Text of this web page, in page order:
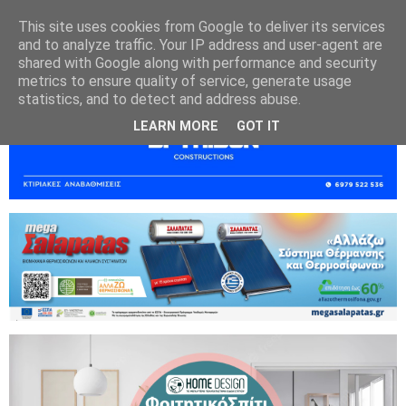
This site uses cookies from Google to deliver its services
and to analyze traffic. Your IP address and user-agent are
shared with Google along with performance and security
metrics to ensure quality of service, generate usage
statistics, and to detect and address abuse.
LEARN MORE GOT IT